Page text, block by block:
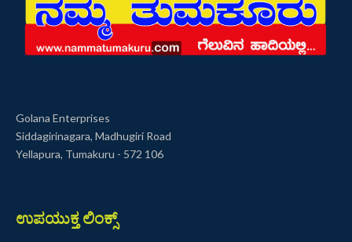
Golana Enterprises
Siddagirinagara, Madhugiri Road
Yellapura, Tumakuru - 572 106
ಉಪಯುಕ್ತ ಲಿಂಕ್ಸ್